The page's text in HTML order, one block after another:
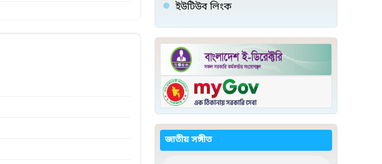
ইউটিউব লিংক
জাতীয় সঙ্গীত